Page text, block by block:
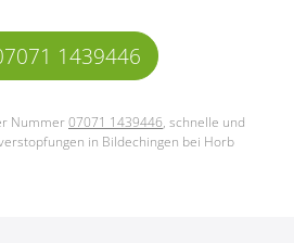
1439446
Nummer07071 1439446, schnelle und
in Bildechingen bei Horb